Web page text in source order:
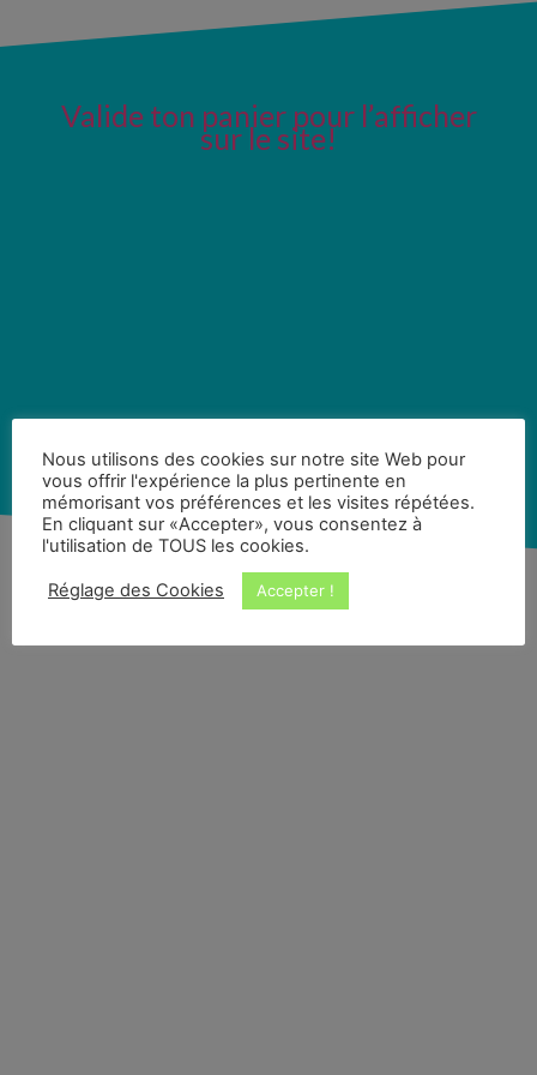
Valide ton panier pour l’afficher
sur le site!
Nous utilisons des cookies sur notre site Web pour
vous offrir l'expérience la plus pertinente en
mémorisant vos préférences et les visites répétées.
En cliquant sur «Accepter», vous consentez à
l'utilisation de TOUS les cookies.
Réglage des Cookies Accepter !